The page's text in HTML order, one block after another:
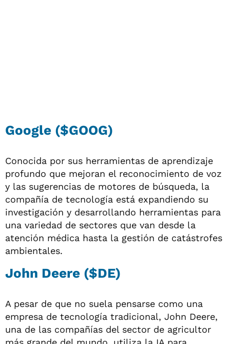
Google ($GOOG)
Conocida por sus herramientas de aprendizaje
profundo que mejoran el reconocimiento de voz
y las sugerencias de motores de búsqueda, la
compañía de tecnología está expandiendo su
investigación y desarrollando herramientas para
una variedad de sectores que van desde la
atención médica hasta la gestión de catástrofes
ambientales.
John Deere ($DE)
A pesar de que no suela pensarse como una
empresa de tecnología tradicional, John Deere,
una de las compañías del sector de agricultor